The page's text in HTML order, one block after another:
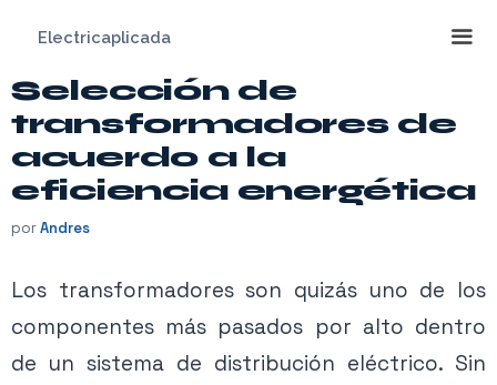
contenido
Electricaplicada
Selección de
transformadores de
acuerdo a la
eficiencia energética
porAndres
Los transformadores son quizás uno de los
componentes más pasados ​​por alto dentro
de un sistema de distribución eléctrico. Sin